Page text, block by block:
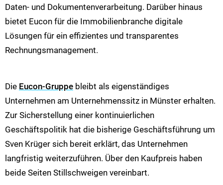
Daten- und Dokumentenverarbeitung. Darüber hinaus
bietet Eucon für die Immobilienbranche digitale
Lösungen für ein effizientes und transparentes
Rechnungsmanagement.
Die Eucon-Gruppe bleibt als eigenständiges
Unternehmen am Unternehmenssitz in Münster erhalten.
Zur Sicherstellung einer kontinuierlichen
Geschäftspolitik hat die bisherige Geschäftsführung um
Sven Krüger sich bereit erklärt, das Unternehmen
langfristig weiterzuführen. Über den Kaufpreis haben
beide Seiten Stillschweigen vereinbart.